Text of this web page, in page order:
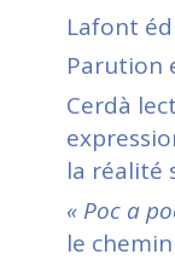
Lafont
Parution
Cerdà
la réalité
« Poc a
le